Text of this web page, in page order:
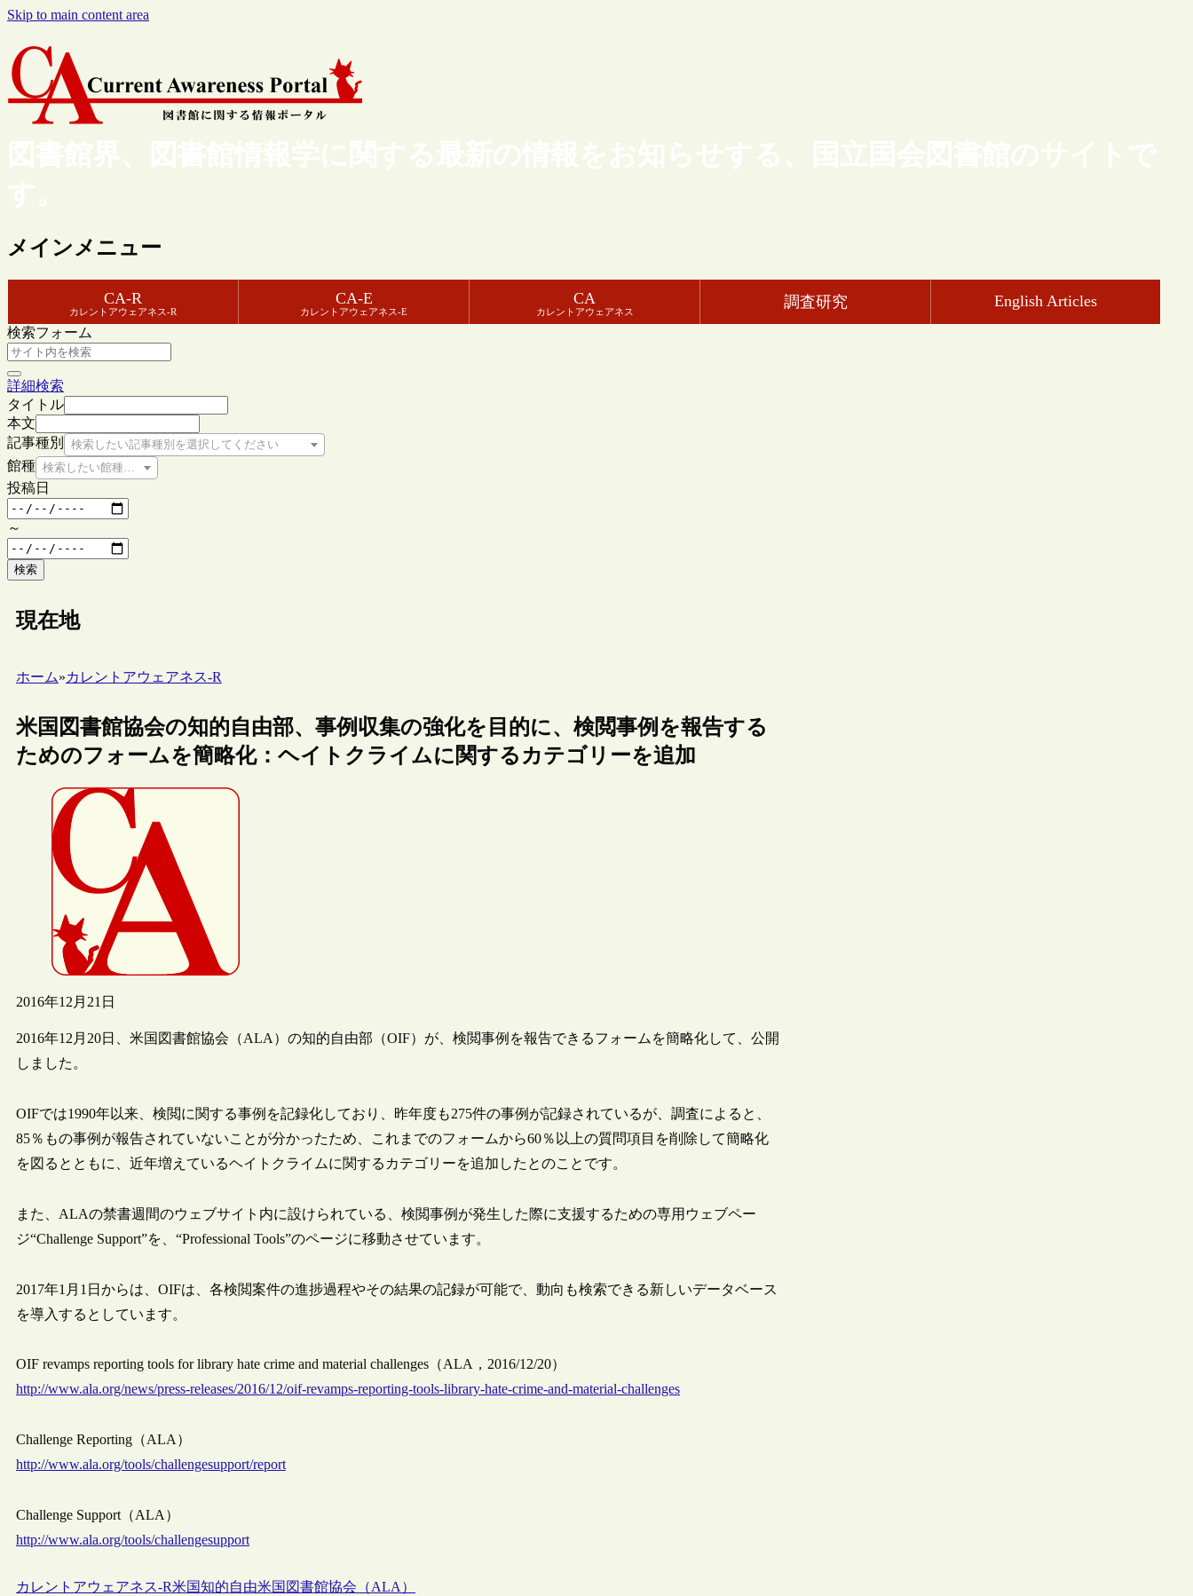
Skip to main content area
図書館界、図書館情報学に関する最新の情報をお知らせする、国立国会図書館のサイトで
す。
メインメニュー
CA-R
カレントアウェアネス-R
CA-E
カレントアウェアネス-E
CA
カレントアウェアネス
調査研究 English Articles
検索フォーム
詳細検索
タイトル
本文
記事種別
検索したい記事種別を選択してください
館種 検索したい館種を選択してください
投稿日
～
検索
現在地
ホーム»カレントアウェアネス-R
米国図書館協会の知的自由部、事例収集の強化を目的に、検閲事例を報告する
ためのフォームを簡略化：ヘイトクライムに関するカテゴリーを追加
2016年12月21日
2016年12月20日、米国図書館協会（ALA）の知的自由部（OIF）が、検閲事例を報告できるフォームを簡略化して、公開
しました。
OIFでは1990年以来、検閲に関する事例を記録化しており、昨年度も275件の事例が記録されているが、調査によると、
85％もの事例が報告されていないことが分かったため、これまでのフォームから60％以上の質問項目を削除して簡略化
を図るとともに、近年増えているヘイトクライムに関するカテゴリーを追加したとのことです。
また、ALAの禁書週間のウェブサイト内に設けられている、検閲事例が発生した際に支援するための専用ウェブペー
ジ“Challenge Support”を、“Professional Tools”のページに移動させています。
2017年1月1日からは、OIFは、各検閲案件の進捗過程やその結果の記録が可能で、動向も検索できる新しいデータベース
を導入するとしています。
OIF revamps reporting tools for library hate crime and material challenges（ALA，2016/12/20）
http://www.ala.org/news/press-releases/2016/12/oif-revamps-reporting-tools-library-hate-crime-and-material-challenges
Challenge Reporting（ALA）
http://www.ala.org/tools/challengesupport/report
Challenge Support（ALA）
http://www.ala.org/tools/challengesupport
カレントアウェアネス-R米国知的自由米国図書館協会（ALA）